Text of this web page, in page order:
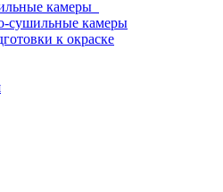
камеры
сушильные камеры
к окраске